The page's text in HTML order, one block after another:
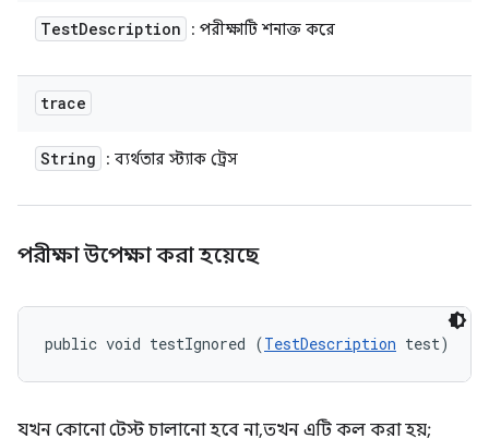
TestDescription : পরীক্ষাটি শনাক্ত করে
trace
String : ব্যর্থতার স্ট্যাক ট্রেস
পরীক্ষা উপেক্ষা করা হয়েছে
public void testIgnored (TestDescription test)
যখন কোনো টেস্ট চালানো হবে না, তখন এটি কল করা হয়;